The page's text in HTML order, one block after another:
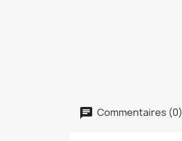
Commentaires (0)